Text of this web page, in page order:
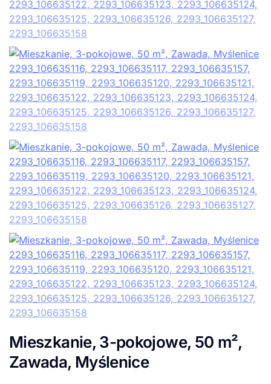
Mieszkanie, 3-pokojowe, 50 m²,
Zawada, Myślenice